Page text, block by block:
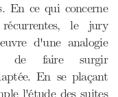
En ce qui concerne
le jury
d'une analogie
de faire surgir
En se plaçant
l'étude des suites